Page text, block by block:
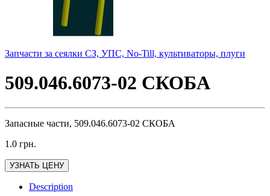
Запчасти за сеялки СЗ, УПС, No-Till, культиваторы, плуги
509.046.6073-02 СКОБА
Запасные части, 509.046.6073-02 СКОБА
1.0 грн.
УЗНАТЬ ЦЕНУ
Description